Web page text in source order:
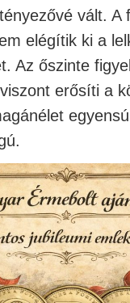
vált. A
elégítik ki a
Az őszinte
erősíti a